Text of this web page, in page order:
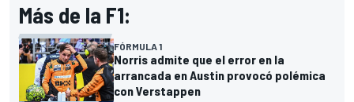
Más de la F1:
FÓRMULA 1
Norris admite que el error en la
arrancada en Austin provocó polémica
con Verstappen